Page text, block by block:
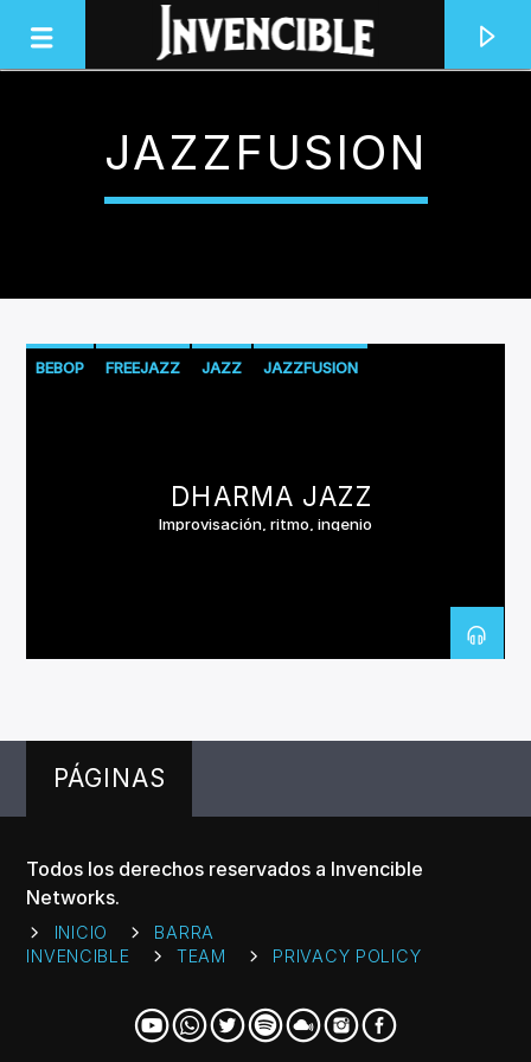
INVENCIBLE RADIO
JUNTOS SOMOS INVENCIBLES
CANCIÓN ACTUAL
Invencible Radio
JAZZFUSION
BEBOP FREEJAZZ JAZZ JAZZFUSION
DHARMA JAZZ
Improvisación, ritmo, ingenio
PÁGINAS
Todos los derechos reservados a Invencible
Networks.
INICIO
BARRA
INVENCIBLE
TEAM PRIVACY POLICY